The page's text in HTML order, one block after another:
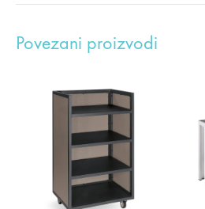
Povezani proizvodi